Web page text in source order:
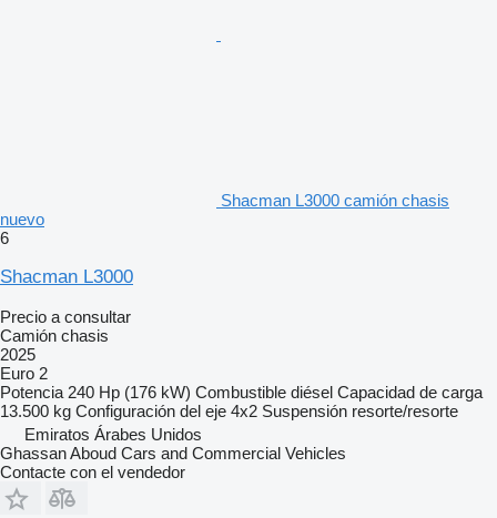
Shacman L3000 camión chasis
nuevo
6
Shacman L3000
Precio a consultar
Camión chasis
2025
Euro 2
Potencia 240 Hp (176 kW) Combustible diésel Capacidad de carga
13.500 kg Configuración del eje 4x2 Suspensión resorte/resorte
Emiratos Árabes Unidos
Ghassan Aboud Cars and Commercial Vehicles
Contacte con el vendedor